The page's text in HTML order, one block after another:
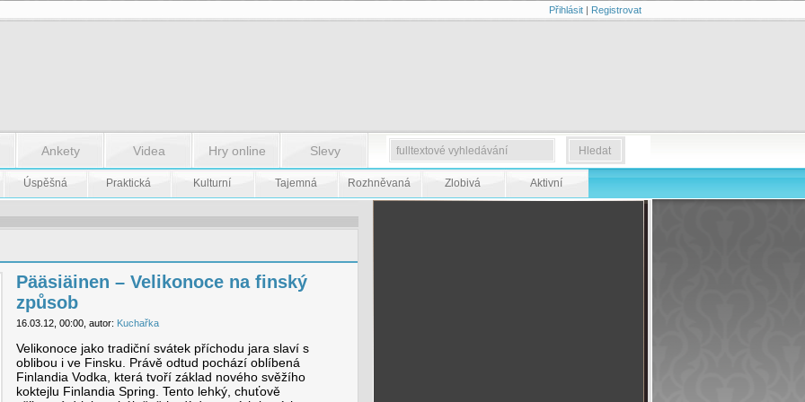
Přihlásit| Registrovat
Ankety Videa Hry online Slevy
Úspěšná Praktická Kulturní Tajemná Rozhněvaná Zlobivá Aktivní
Pääsiäinen – Velikonoce na finský
způsob
16.03.12, 00:00, autor: Kuchařka
Velikonoce jako tradiční svátek příchodu jara slaví s
oblibou i ve Finsku. Právě odtud pochází oblíbená
Finlandia Vodka, která tvoří základ nového svěžího
koktejlu Finlandia Spring. Tento lehký, chuťově